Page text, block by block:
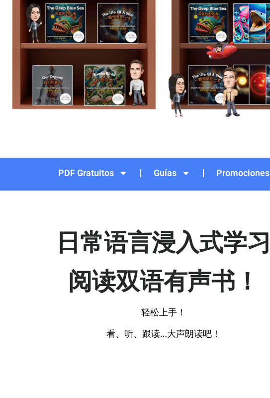
PDF Gratuitos Guías Promociones
日常语言浸入式学习
阅读双语有声书！
轻松上手！
看、听、跟读…大声朗读吧！